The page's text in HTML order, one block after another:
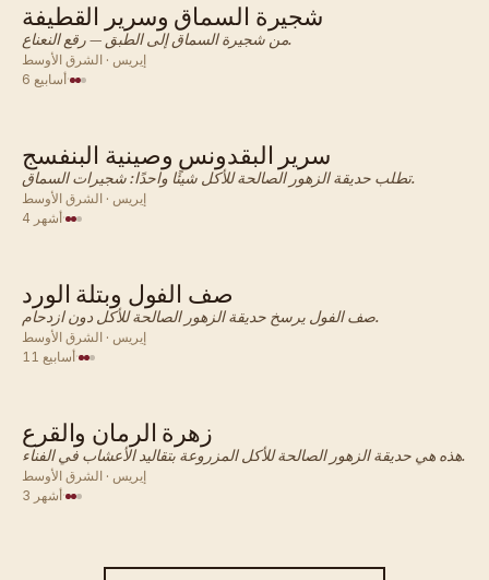
الشرق الأوسط · زهرة
شجيرة السماق وسرير القطيفة
من شجيرة السماق إلى الطبق — رقع النعناع.
إيريس · الشرق الأوسط
6 أسابيع·
الشرق الأوسط · زهرة
سرير البقدونس وصينية البنفسج
تطلب حديقة الزهور الصالحة للأكل شيئًا واحدًا: شجيرات السماق.
إيريس · الشرق الأوسط
4 أشهر·
الشرق الأوسط · زهرة
صف الفول وبتلة الورد
صف الفول يرسخ حديقة الزهور الصالحة للأكل دون ازدحام.
إيريس · الشرق الأوسط
11 أسابيع·
الشرق الأوسط · زهرة
زهرة الرمان والقرع
هذه هي حديقة الزهور الصالحة للأكل المزروعة بتقاليد الأعشاب في الفناء.
إيريس · الشرق الأوسط
3 أشهر·